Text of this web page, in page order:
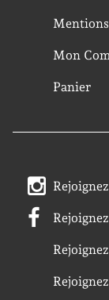
Mentions
Mon
Panier